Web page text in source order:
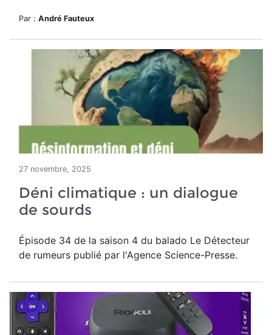
Par : André Fauteux
27 novembre, 2025
Déni climatique : un dialogue
de sourds
Épisode 34 de la saison 4 du balado Le Détecteur
de rumeurs publié par l'Agence Science-Presse.